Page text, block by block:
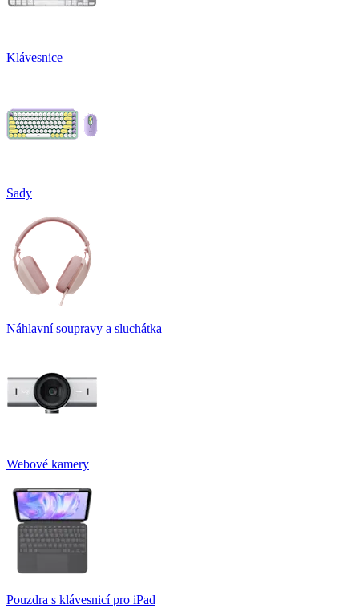
Klávesnice
Sady
Náhlavní soupravy a sluchátka
Webové kamery
Pouzdra s klávesnicí pro iPad